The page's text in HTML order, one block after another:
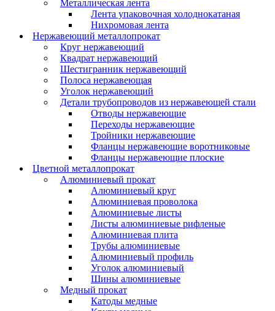
Металлическая лента
Лента упаковочная холоднокатаная
Нихромовая лента
Нержавеющий металлопрокат
Круг нержавеющий
Квадрат нержавеющий
Шестигранник нержавеющий
Полоса нержавеющая
Уголок нержавеющий
Детали трубопроводов из нержавеющей стали
Отводы нержавеющие
Переходы нержавеющие
Тройники нержавеющие
Фланцы нержавеющие воротниковые
Фланцы нержавеющие плоские
Цветной металлопрокат
Алюминиевый прокат
Алюминиевый круг
Алюминиевая проволока
Алюминиевые листы
Листы алюминиевые рифленые
Алюминиевая плита
Трубы алюминиевые
Алюминиевый профиль
Уголок алюминиевый
Шины алюминиевые
Медный прокат
Катоды медные